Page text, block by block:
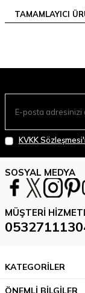
TAMAMLAYICI
KVKK
SOSYAL MEDYA
MÜŞTERI
KATEGORİLER
ÖNEMLİ BİLGİLER